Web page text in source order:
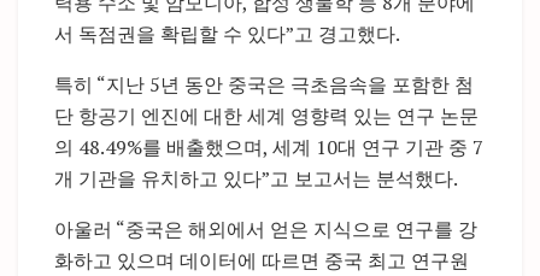
서 독점권을 확립할 수 있다”고 경고했다.
특히 “지난 5년 동안 중국은 극초음속을 포함한 첨
단 항공기 엔진에 대한 세계 영향력 있는 연구 논문
의 48.49%를 배출했으며, 세계 10대 연구 기관 중 7
개 기관을 유치하고 있다”고 보고서는 분석했다.
아울러 “중국은 해외에서 얻은 지식으로 연구를 강
화하고 있으며 데이터에 따르면 중국 최고 연구원